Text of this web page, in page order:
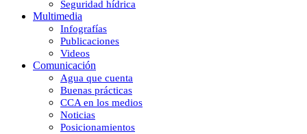
Seguridad hídrica
Multimedia
Infografías
Publicaciones
Videos
Comunicación
Agua que cuenta
Buenas prácticas
CCA en los medios
Noticias
Posicionamientos